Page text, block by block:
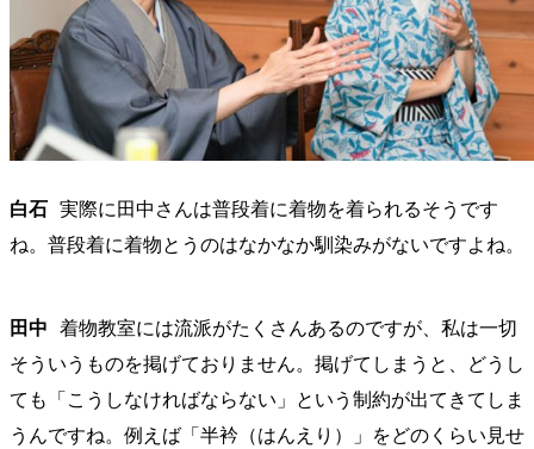
白石 実際に田中さんは普段着に着物を着られるそうです
ね。普段着に着物とうのはなかなか馴染みがないですよね。
田中
着物教室には流派がたくさんあるのですが、私は一切
そういうものを掲げておりません。掲げてしまうと、どうし
ても「こうしなければならない」という制約が出てきてしま
うんですね。例えば「半衿（はんえり）」をどのくらい見せ